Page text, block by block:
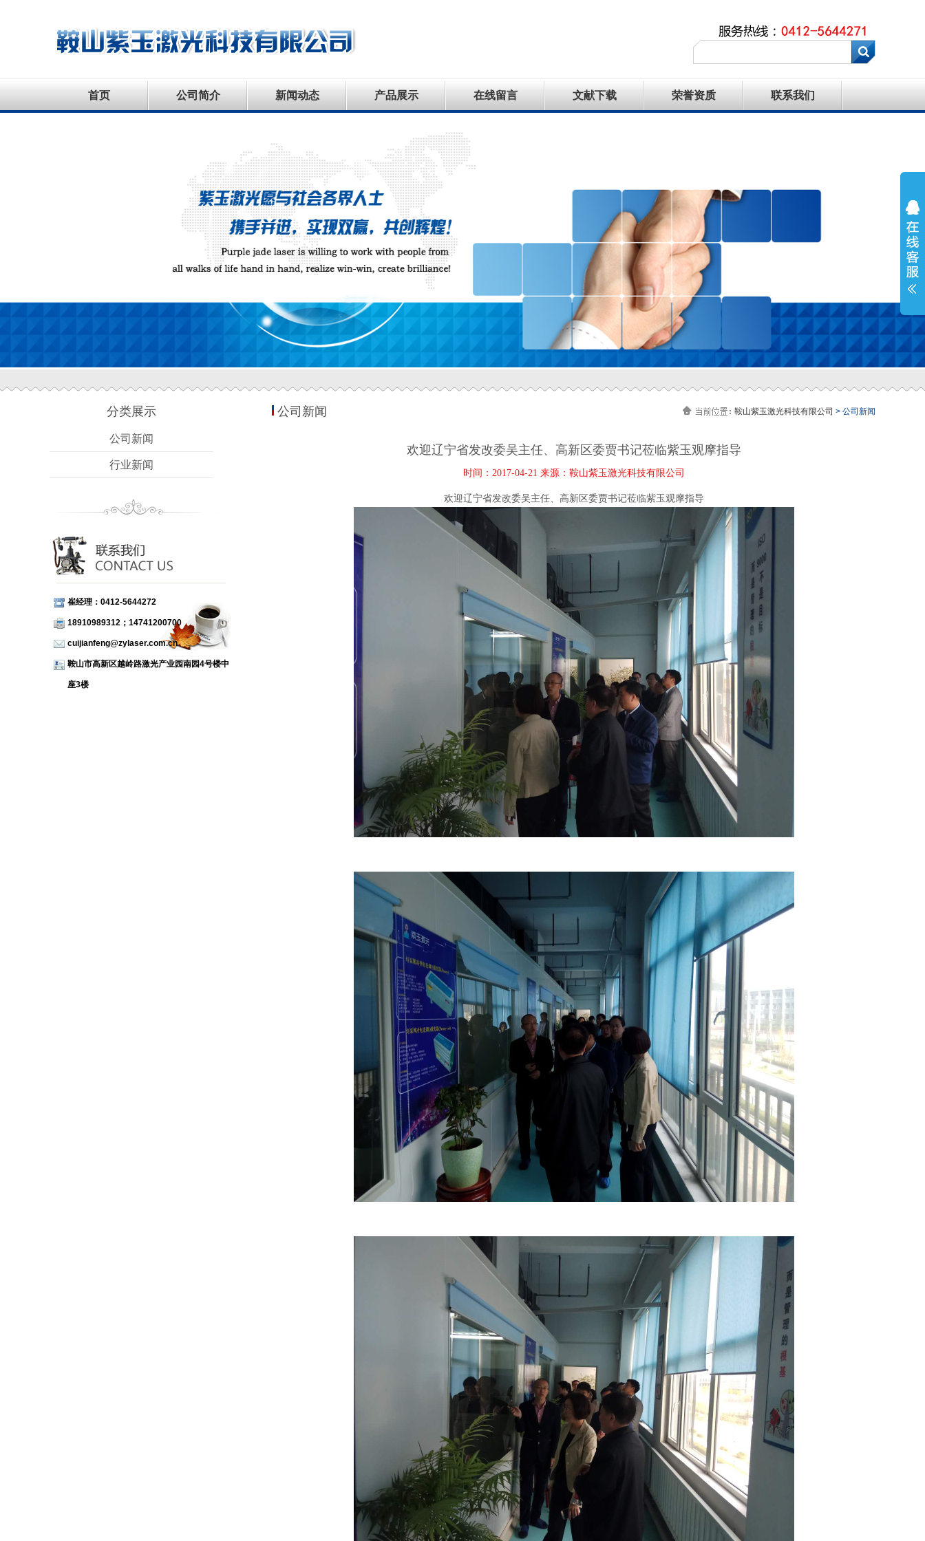
首页 公司简介 新闻动态 产品展示 在线留言 文献下载 荣誉资质 联系我们
分类展示
公司新闻
行业新闻
崔经理：0412-5644272
18910989312；14741200700
cuijianfeng@zylaser.com.cn
鞍山市高新区越岭路激光产业园南园4号楼中
座3楼
公司新闻 鞍山紫玉激光科技有限公司 > 公司新闻
欢迎辽宁省发改委吴主任、高新区委贾书记莅临紫玉观摩指导
时间：2017-04-21 来源：鞍山紫玉激光科技有限公司
欢迎辽宁省发改委吴主任、高新区委贾书记莅临紫玉观摩指导